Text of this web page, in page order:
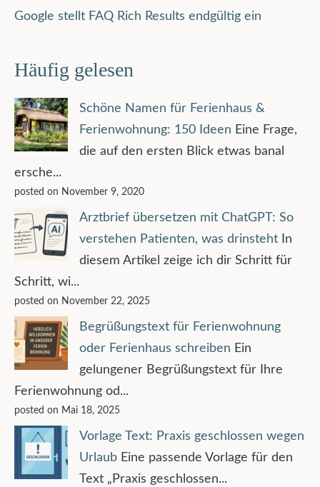
Google stellt FAQ Rich Results endgültig ein
Häufig gelesen
Schöne Namen für Ferienhaus &
Ferienwohnung: 150 Ideen Eine Frage,
die auf den ersten Blick etwas banal
ersche...
posted on November 9, 2020
Arztbrief übersetzen mit ChatGPT: So
verstehen Patienten, was drinsteht
In
diesem Artikel zeige ich dir Schritt für
Schritt, wi...
posted on November 22, 2025
Begrüßungstext für Ferienwohnung
oder Ferienhaus schreiben Ein
gelungener Begrüßungstext für Ihre
Ferienwohnung od...
posted on Mai 18, 2025
Vorlage Text: Praxis geschlossen wegen
Urlaub Eine passende Vorlage für den
Text „Praxis geschlossen...